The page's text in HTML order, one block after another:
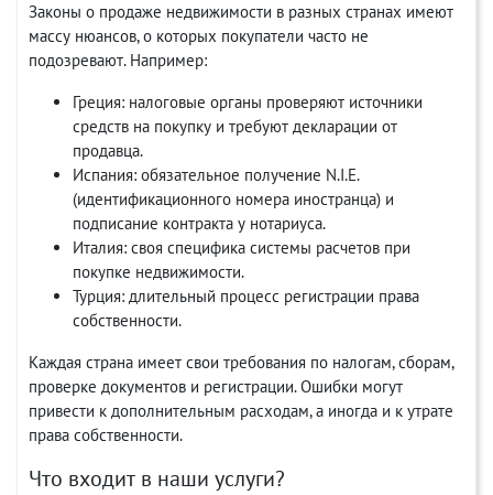
Законы о продаже недвижимости в разных странах имеют
массу нюансов, о которых покупатели часто не
подозревают. Например:
Греция: налоговые органы проверяют источники
средств на покупку и требуют декларации от
продавца.
Испания: обязательное получение N.I.E.
(идентификационного номера иностранца) и
подписание контракта у нотариуса.
Италия: своя специфика системы расчетов при
покупке недвижимости.
Турция: длительный процесс регистрации права
собственности.
Каждая страна имеет свои требования по налогам, сборам,
проверке документов и регистрации. Ошибки могут
привести к дополнительным расходам, а иногда и к утрате
права собственности.
Что входит в наши услуги?